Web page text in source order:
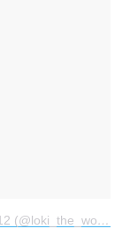
A photo posted by Breakin’ Hearts Since 2012 (@loki_the_wolfdog)